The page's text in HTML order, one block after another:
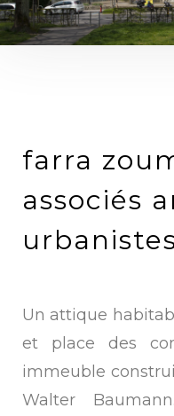
farra
associés
Un attique
et place des
immeuble
Walter